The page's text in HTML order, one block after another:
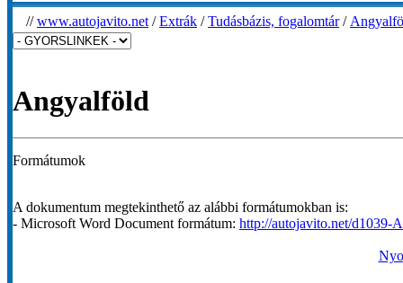
//www.autojavito.net /Extrák /Tudásbázis, fogalomtár/
Angyalföld
Formátumok
A dokumentum megtekinthető az alábbi formátumokban is:
- Microsoft Word Document formátum: http://autojavito.net/d1039-